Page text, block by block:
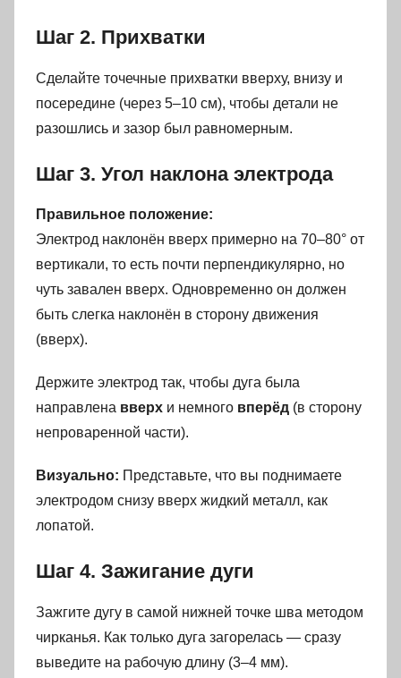
Шаг 2. Прихватки
Сделайте точечные прихватки вверху, внизу и
посередине (через 5–10 см), чтобы детали не
разошлись и зазор был равномерным.
Шаг 3. Угол наклона электрода
Правильное положение:
Электрод наклонён вверх примерно на 70–80° от
вертикали, то есть почти перпендикулярно, но
чуть завален вверх. Одновременно он должен
быть слегка наклонён в сторону движения
(вверх).
Держите электрод так, чтобы дуга была
направлена вверх и немного вперёд (в сторону
непроваренной части).
Визуально: Представьте, что вы поднимаете
электродом снизу вверх жидкий металл, как
лопатой.
Шаг 4. Зажигание дуги
Зажгите дугу в самой нижней точке шва методом
чирканья. Как только дуга загорелась — сразу
выведите на рабочую длину (3–4 мм).